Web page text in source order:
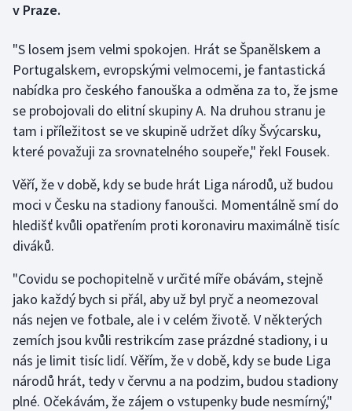
Golf
Gymnastika
Házená
Jezdectví
Judo
Krasobruslení
Lezení
Lyže a snowboard
Moderní pětiboj
Motorsport
Olympijské hry
v Praze.
"S losem jsem velmi spokojen. Hrát se Španělskem a
Portugalskem, evropskými velmocemi, je fantastická
nabídka pro českého fanouška a odměna za to, že jsme
se probojovali do elitní skupiny A. Na druhou stranu je
tam i příležitost se ve skupině udržet díky Švýcarsku,
které považuji za srovnatelného soupeře," řekl Fousek.
Věří, že v době, kdy se bude hrát Liga národů, už budou
moci v Česku na stadiony fanoušci. Momentálně smí do
hledišť kvůli opatřením proti koronaviru maximálně tisíc
diváků.
"Covidu se pochopitelně v určité míře obávám, stejně
jako každý bych si přál, aby už byl pryč a neomezoval
nás nejen ve fotbale, ale i v celém životě. V některých
zemích jsou kvůli restrikcím zase prázdné stadiony, i u
nás je limit tisíc lidí. Věřím, že v době, kdy se bude Liga
národů hrát, tedy v červnu a na podzim, budou stadiony
plné. Očekávám, že zájem o vstupenky bude nesmírný,"